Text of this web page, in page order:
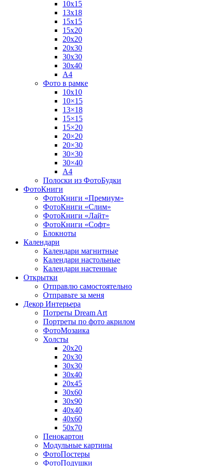
10х15
13х18
15х15
15х20
20х20
20х30
30х30
30х40
А4
Фото в рамке
10х10
10×15
13×18
15×15
15×20
20×20
20×30
30×30
30×40
A4
Полоски из ФотоБудки
ФотоКниги
ФотоКниги «Премиум»
ФотоКниги «Слим»
ФотоКниги «Лайт»
ФотоКниги «Софт»
Блокноты
Календари
Календари магнитные
Календари настольные
Календари настенные
Открытки
Отправлю самостоятельно
Отправьте за меня
Декор Интерьера
Потреты Dream Art
Портреты по фото акрилом
ФотоМозаика
Холсты
20х20
20х30
30х30
30х40
20х45
30х60
30х90
40х40
40х60
50х70
Пенокартон
Модульные картины
ФотоПостеры
ФотоПодушки